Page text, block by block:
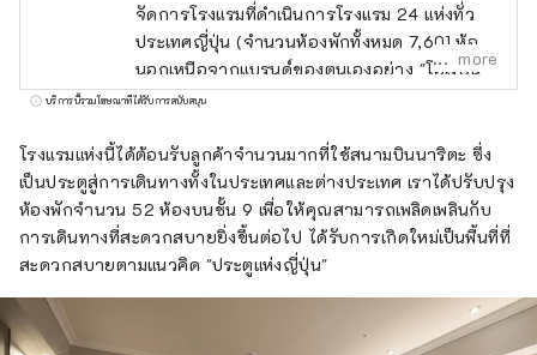
จัดการโรงแรมที่ดำเนินการโรงแรม 24 แห่งทั่ว
ประเทศญี่ปุ่น (จำนวนห้องพักทั้งหมด 7,601 ห้อง)
นอกเหนือจากแบรนด์ของตนเองอย่าง "โอเรียน
ทัล โฮเทล" และ "โรงแรมโอเรียนทัล เอ็กซ์เพรส"
แห่ง เช่น "ฮิลตัน" "เชอราตัน" และ "โรงแรมนิก
โก้"
more
บริการนี้รวมโฆษณาที่ได้รับการสนับสนุน
โรงแรมแห่งนี้ได้ต้อนรับลูกค้าจำนวนมากที่ใช้สนามบินนาริตะ ซึ่ง
เป็นประตูสู่การเดินทางทั้งในประเทศและต่างประเทศ เราได้ปรับปรุง
ห้องพักจำนวน 52 ห้องบนชั้น 9 เพื่อให้คุณสามารถเพลิดเพลินกับ
การเดินทางที่สะดวกสบายยิ่งขึ้นต่อไป ได้รับการเกิดใหม่เป็นพื้นที่ที่
สะดวกสบายตามแนวคิด "ประตูแห่งญี่ปุ่น"